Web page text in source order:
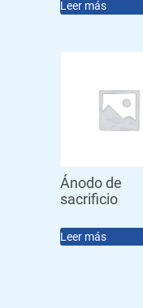
Leer más
Ánodo de
sacrificio
Leer más